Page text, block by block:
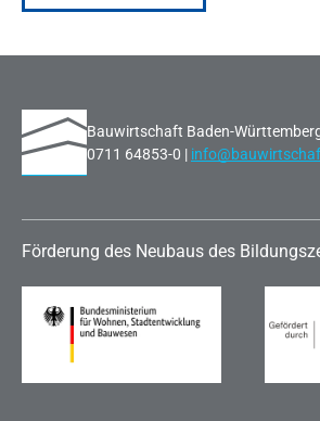
Bauwirtschaft Baden-
0711 64853-0 |
Förderung des Neubaus des